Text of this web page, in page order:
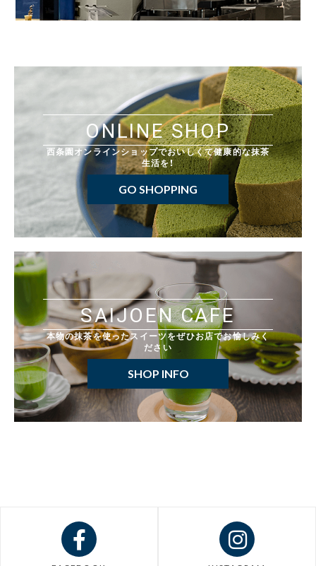
ONLINE SHOP
西条園オンラインショップでおいしくて健康的な抹茶
生活を！
GO SHOPPING
SAIJOEN CAFE
本物の抹茶を使ったスイーツをぜひお店でお愉しみく
ださい
SHOP INFO